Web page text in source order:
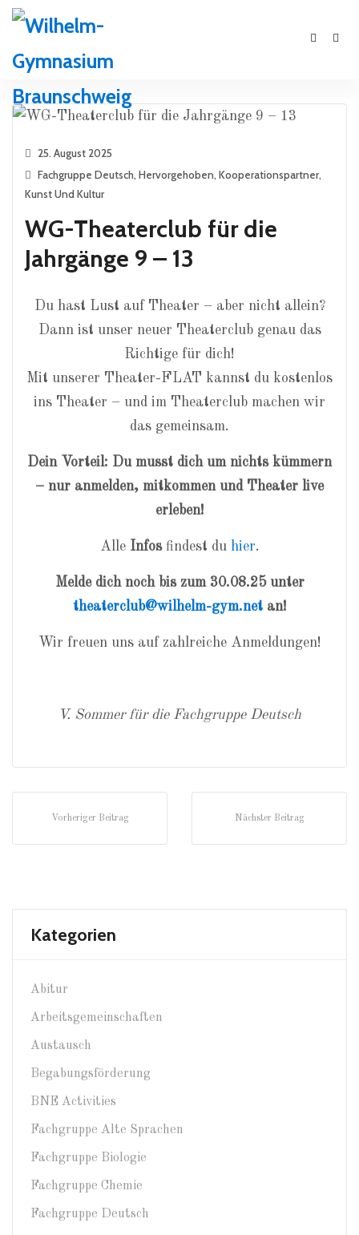
25. August 2025
Fachgruppe Deutsch, Hervorgehoben, Kooperationspartner,
Kunst Und Kultur
WG-Theaterclub für die
Jahrgänge 9 – 13
Du hast Lust auf Theater – aber nicht allein?
Dann ist unser neuer Theaterclub genau das
Richtige für dich!
Mit unserer Theater-FLAT kannst du kostenlos
ins Theater – und im Theaterclub machen wir
das gemeinsam.
Dein Vorteil: Du musst dich um nichts kümmern
– nur anmelden, mitkommen und Theater live
erleben!
Alle Infosfindest du hier.
Melde dich noch bis zum 30.08.25 unter
theaterclub@wilhelm-gym.netan!
Wir freuen uns auf zahlreiche Anmeldungen!
V. Sommer für die Fachgruppe Deutsch
Vorheriger Beitrag Nächster Beitrag
Kategorien
Abitur
Arbeitsgemeinschaften
Austausch
Begabungsförderung
BNE Activities
Fachgruppe Alte Sprachen
Fachgruppe Biologie
Fachgruppe Chemie
Fachgruppe Deutsch